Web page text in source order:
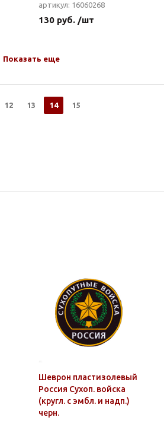
артикул: 16060268
130 руб. /шт
Показать еще
12 13 14 15
Шеврон пластизолевый
Россия Сухоп. войска
(кругл. с эмбл. и надп.)
черн.